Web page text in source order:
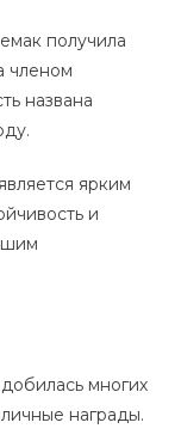
получила
членом
названа
ярким
и
многих
награды.